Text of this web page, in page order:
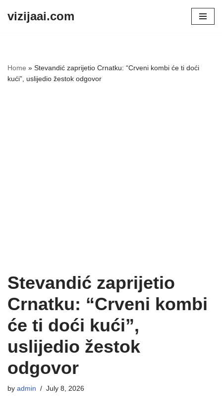
vizijaai.com
Home » Stevandić zaprijetio Crnatku: “Crveni kombi će ti doći
kući”, uslijedio žestok odgovor
Stevandić zaprijetio
Crnatku: “Crveni kombi
će ti doći kući”,
uslijedio žestok
odgovor
by admin July 8, 2026